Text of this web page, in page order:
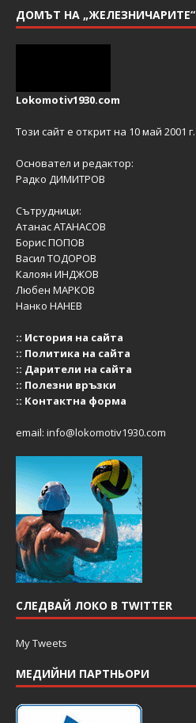
ДОМЪТ НА „ЖЕЛЕЗНИЧАРИТЕ“
Lokomotiv1930.com
Този сайт е открит на 10 май 2001 г.
Основател и редактор:
Радко ДИМИТРОВ
Сътрудници:
Атанас АТАНАСОВ
Борис ПОПОВ
Васил ТОДОРОВ
Калоян ИНДЖОВ
Любен МАРКОВ
Нанко НАНЕВ
:: История на сайта
:: Политика на сайта
:: Дарители на сайта
:: Полезни връзки
:: Контактна форма
email: info@lokomotiv1930.com
СЛЕДВАЙ ЛОКО В TWITTER
My Tweets
МЕДИЙНИ ПАРТНЬОРИ